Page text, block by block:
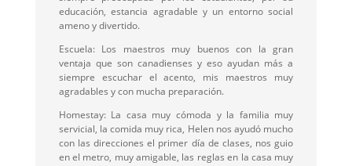
educación, estancia agradable y un entorno social
ameno y divertido.
Escuela: Los maestros muy buenos con la gran
ventaja que son canadienses y eso ayudan más a
siempre escuchar el acento, mis maestros muy
agradables y con mucha preparación.
Homestay: La casa muy cómoda y la familia muy
servicial, la comida muy rica, Helen nos ayudó mucho
con las direcciones el primer día de clases, nos guio
en el metro, muy amigable, las reglas en la casa muy